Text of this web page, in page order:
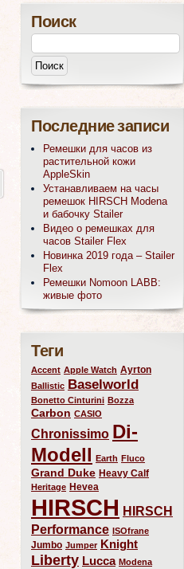
Поиск
Последние записи
Ремешки для часов из
растительной кожи
AppleSkin
Устанавливаем на часы
ремешок HIRSCH Modena
и бабочку Stailer
Видео о ремешках для
часов Stailer Flex
Новинка 2019 года – Stailer
Flex
Ремешки Nomoon LABB:
живые фото
Теги
Accent Apple Watch Ayrton
Ballistic Baselworld
Bonetto Cinturini Bozza
Carbon CASIO
Chronissimo Di-
Modell Earth Fluco
Grand Duke Heavy Calf
Heritage Hevea
HIRSCH HIRSCH
Performance ISOfrane
Jumbo Jumper Knight
Liberty Lucca Modena